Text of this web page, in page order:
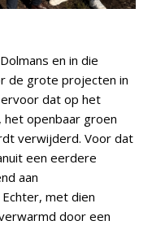
en in die
de grote projecten in
dat op het
openbaar groen
verwijderd. Voor dat
een eerdere
aan
met dien
door een